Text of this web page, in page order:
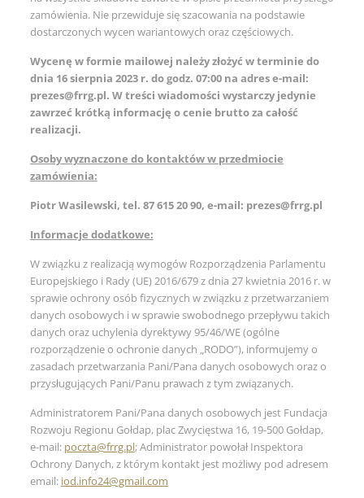
zamówienia. Nie przewiduje się szacowania na podstawie
dostarczonych wycen wariantowych oraz częściowych.
Wycenę w formie mailowej należy złożyć w terminie do
dnia 16 sierpnia 2023 r. do godz. 07:00 na adres e-mail:
prezes@frrg.pl. W treści wiadomości wystarczy jedynie
zawrzeć krótką informację o cenie brutto za całość
realizacji.
Osoby wyznaczone do kontaktów w przedmiocie
zamówienia:
Piotr Wasilewski, tel. 87 615 20 90, e-mail: prezes@frrg.pl
Informacje dodatkowe:
W związku z realizacją wymogów Rozporządzenia Parlamentu
Europejskiego i Rady (UE) 2016/679 z dnia 27 kwietnia 2016 r. w
sprawie ochrony osób fizycznych w związku z przetwarzaniem
danych osobowych i w sprawie swobodnego przepływu takich
danych oraz uchylenia dyrektywy 95/46/WE (ogólne
rozporządzenie o ochronie danych „RODO”), informujemy o
zasadach przetwarzania Pani/Pana danych osobowych oraz o
przysługujących Pani/Panu prawach z tym związanych.
Administratorem Pani/Pana danych osobowych jest Fundacja
Rozwoju Regionu Gołdap, plac Zwycięstwa 16, 19-500 Gołdap,
e-mail: poczta@frrg.pl; Administrator powołał Inspektora
Ochrony Danych, z którym kontakt jest możliwy pod adresem
email: iod.info24@gmail.com